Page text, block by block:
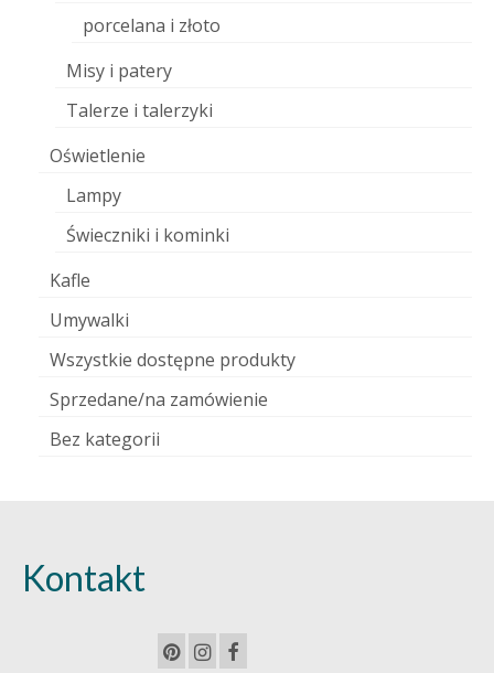
porcelana i złoto
Misy i patery
Talerze i talerzyki
Oświetlenie
Lampy
Świeczniki i kominki
Kafle
Umywalki
Wszystkie dostępne produkty
Sprzedane/na zamówienie
Bez kategorii
Kontakt